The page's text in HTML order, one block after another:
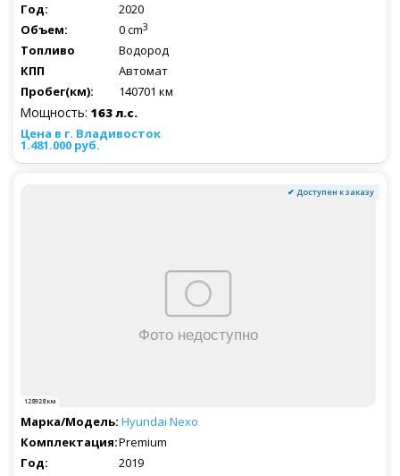
2020
0 cm3
Водород
Автомат
140701 км
Мощность: 163 л.с.
1.481.000 руб.
✔ Доступен к заказу
128928 км
Hyundai Nexo
Premium
2019